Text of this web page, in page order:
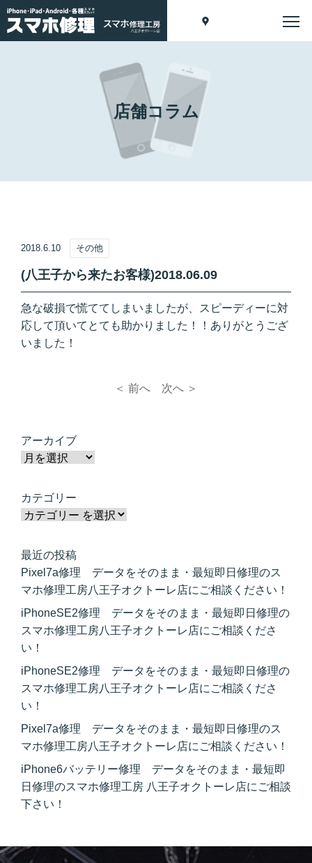
店舗コラム
2018.6.10 その他
(八王子から来たお客様)2018.06.09
急な破損で慌ててしまいましたが、スピーディーに対
応して頂いてとても助かりました！！ありがとうござ
いました！
＜ 前へ 次へ ＞
アーカイブ
カテゴリー
最近の投稿
Pixel7a修理 データをそのまま・最短即日修理のス
マホ修理工房八王子オクトーレ店にご相談ください！
iPhoneSE2修理 データをそのまま・最短即日修理の
スマホ修理工房八王子オクトーレ店にご相談くださ
い！
iPhoneSE2修理 データをそのまま・最短即日修理の
スマホ修理工房八王子オクトーレ店にご相談くださ
い！
Pixel7a修理 データをそのまま・最短即日修理のス
マホ修理工房八王子オクトーレ店にご相談ください！
iPhone6バッテリー修理 データをそのまま・最短即
日修理のスマホ修理工房 八王子オクトーレ店にご相談
下さい！